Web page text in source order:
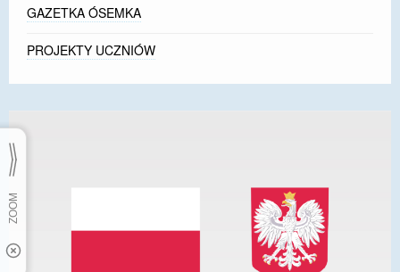
GAZETKA ÓSEMKA
PROJEKTY UCZNIÓW